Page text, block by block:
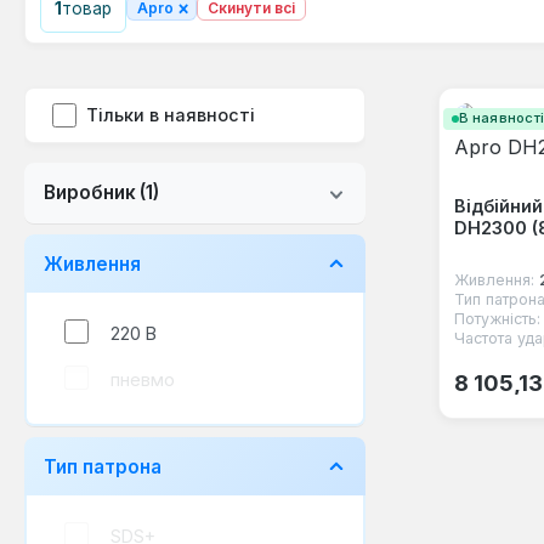
1товар Apro × Скинути всі
Тільки в наявності
Виробник (1)
Живлення
220 В
пневмо
Тип патрона
SDS+
В наявності
DH2300
Живлення:
Тип
Потужність:
Частота
8